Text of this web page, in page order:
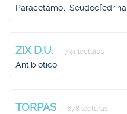
Paracetamol.
ZIX D.U. 734 lecturas
Antibiótico
TORPAS 678 lecturas